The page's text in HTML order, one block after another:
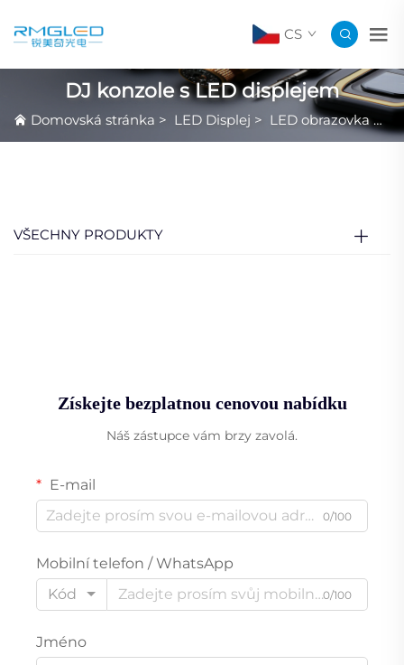
CS
DJ konzole s LED displejem
Domovská stránka > LED Displej > LED obrazovka pro DJ kabiny a DJ konzoly
VŠECHNY PRODUKTY
Získejte bezplatnou cenovou nabídku
Náš zástupce vám brzy zavolá.
E-mail
0/100
Mobilní telefon / WhatsApp
Kód
0/100
Jméno